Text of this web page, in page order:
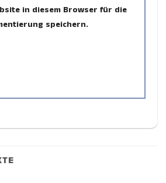
in diesem Browser für die
speichern.